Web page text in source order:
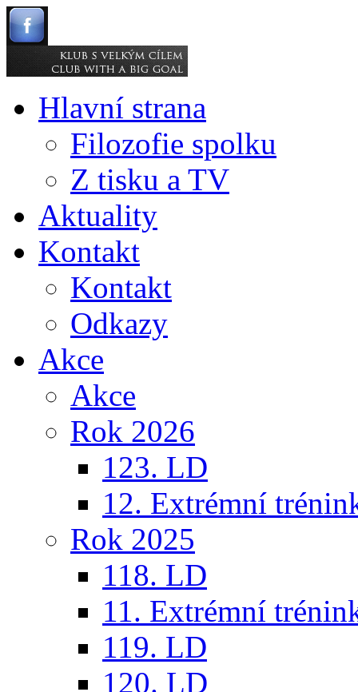
Hlavní strana
Filozofie spolku
Z tisku a TV
Aktuality
Kontakt
Kontakt
Odkazy
Akce
Akce
Rok 2026
123. LD
12. Extrémní
Rok 2025
118. LD
11. Extrémní
119. LD
120. LD